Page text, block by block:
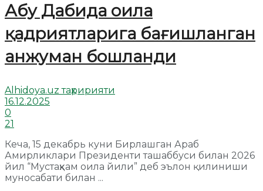
Абу Дабида оила
қадриятларига бағишланган
анжуман бошланди
Alhidoya.uz таҳририяти
16.12.2025
0
21
Кеча, 15 декабрь куни Бирлашган Араб
Амирликлари Президенти ташаббуси билан 2026
йил “Мустаҳкам оила йили” деб эълон қилиниши
муносабати билан ...